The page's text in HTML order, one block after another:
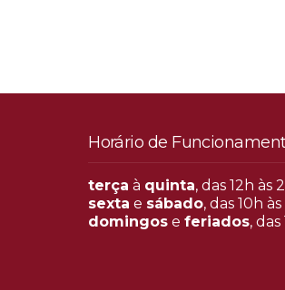
Horário de
terça à quinta, das 12h às
sexta e sábado, das 10h
domingos eferiados, das